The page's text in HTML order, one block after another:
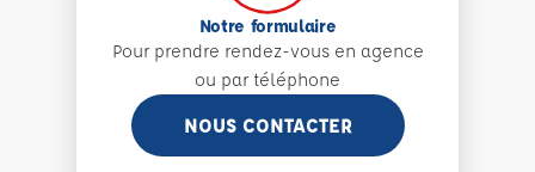
Notre formulaire
Pour prendre rendez-vous en agence
ou par téléphone
NOUS CONTACTER